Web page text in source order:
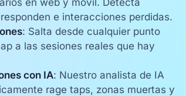
en web y móvil. Detecta
e interacciones perdidas.
: Salta desde cualquier punto
a las sesiones reales que hay
con IA: Nuestro analista de IA
rage taps, zonas muertas y